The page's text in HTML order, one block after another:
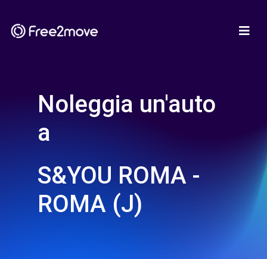
Noleggia un'auto
a
S&YOU ROMA -
ROMA (J)